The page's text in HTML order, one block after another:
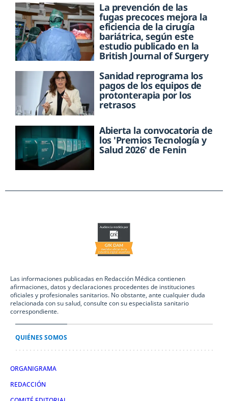
La prevención de las
fugas precoces mejora la
eficiencia de la cirugía
bariátrica, según este
estudio publicado en la
British Journal of Surgery
Sanidad reprograma los
pagos de los equipos de
protonterapia por los
retrasos
Abierta la convocatoria de
los 'Premios Tecnología y
Salud 2026' de Fenin
Las informaciones publicadas en Redacción Médica contienen
afirmaciones, datos y declaraciones procedentes de instituciones
oficiales y profesionales sanitarios. No obstante, ante cualquier duda
relacionada con su salud, consulte con su especialista sanitario
correspondiente.
QUIÉNES SOMOS
ORGANIGRAMA
REDACCIÓN